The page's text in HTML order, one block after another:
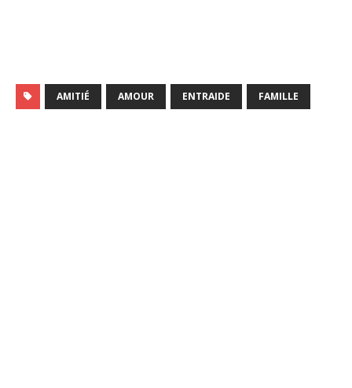
AMITIÉ AMOUR ENTRAIDE FAMILLE